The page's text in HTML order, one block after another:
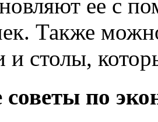
ее с
Также
столы,
по